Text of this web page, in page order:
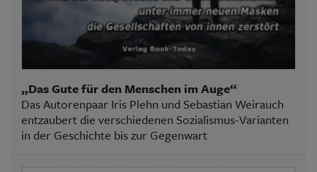
„Das Gute für den Menschen im Auge“
Das Autorenpaar Iris Plehn und Sebastian Weirauch
entzaubert die verschiedenen Sozialismus-Varianten
in der Geschichte bis zur Gegenwart